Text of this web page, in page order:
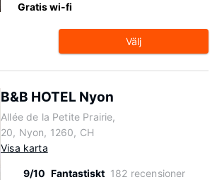
Gratis wi-fi
Välj
B&B HOTEL Nyon
Allée de la Petite Prairie,
20, Nyon, 1260, CH
Visa karta
9/10 Fantastiskt 182 recensioner